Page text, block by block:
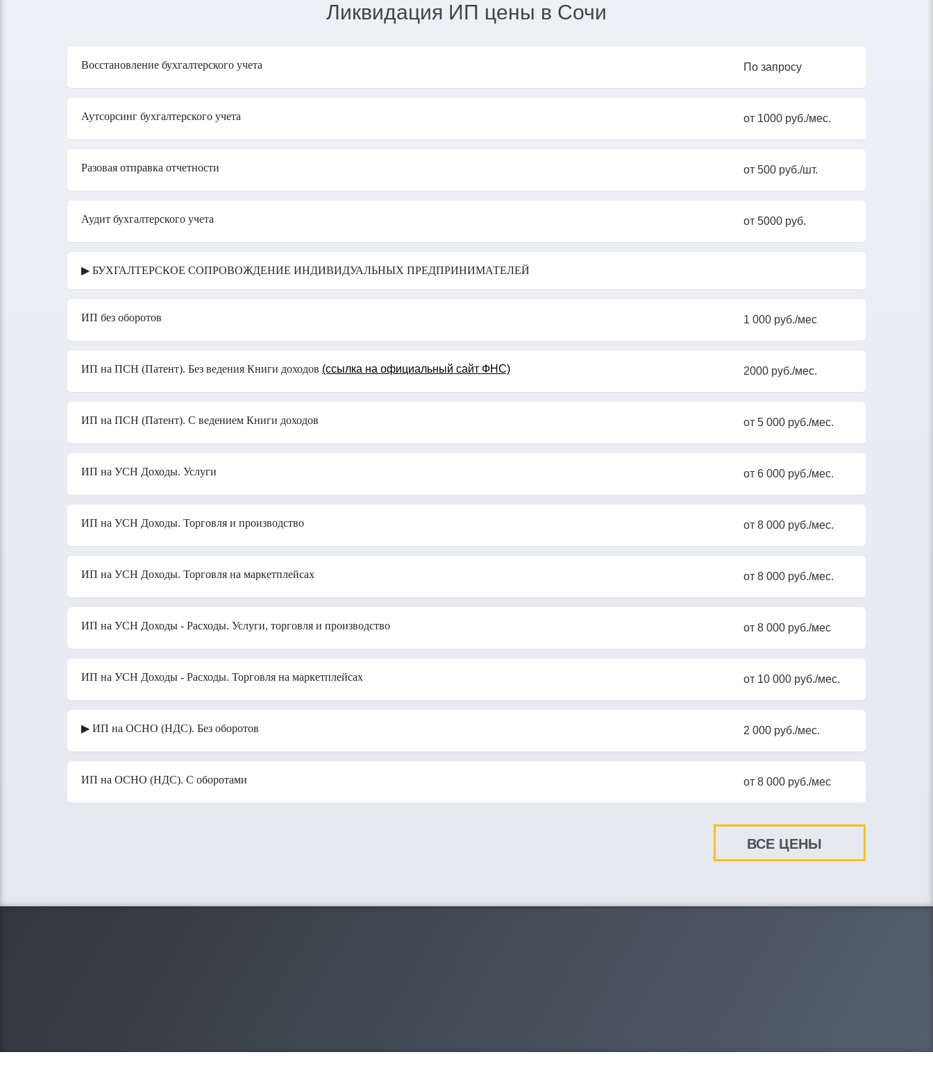
Ликвидация ИП цены в Сочи
Восстановление бухгалтерского учета По запросу
Аутсорсинг бухгалтерского учета от 1000 руб./мес.
Разовая отправка отчетности от 500 руб./шт.
Аудит бухгалтерского учета от 5000 руб.
▶ БУХГАЛТЕРСКОЕ СОПРОВОЖДЕНИЕ ИНДИВИДУАЛЬНЫХ ПРЕДПРИНИМАТЕЛЕЙ
ИП без оборотов 1 000 руб./мес
ИП на ПСН (Патент). Без ведения Книги доходов (ссылка на официальный сайт ФНС) 2000 руб./мес.
ИП на ПСН (Патент). С ведением Книги доходов от 5 000 руб./мес.
ИП на УСН Доходы. Услуги от 6 000 руб./мес.
ИП на УСН Доходы. Торговля и производство от 8 000 руб./мес.
ИП на УСН Доходы. Торговля на маркетплейсах от 8 000 руб./мес.
ИП на УСН Доходы - Расходы. Услуги, торговля и производство от 8 000 руб./мес
ИП на УСН Доходы - Расходы. Торговля на маркетплейсах от 10 000 руб./мес.
▶ ИП на ОСНО (НДС). Без оборотов 2 000 руб./мес.
ИП на ОСНО (НДС). С оборотами от 8 000 руб./мес
ВСЕ ЦЕНЫ